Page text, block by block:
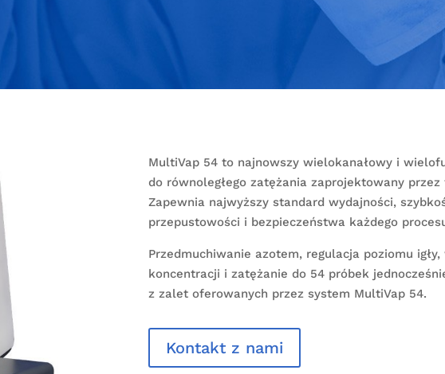
MultiVap 54 to najnowszy wielokanałowy i
do równoległego zatężania zaprojektowany przez
Zapewnia najwyższy standard wydajności,
przepustowości i bezpieczeństwa każdego
Przedmuchiwanie azotem, regulacja poziomu
koncentracji i zatężanie do 54 próbek
z zalet oferowanych przez system MultiVap 54.
Kontakt z nami